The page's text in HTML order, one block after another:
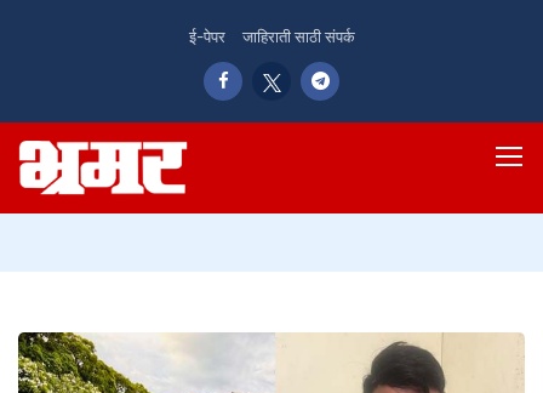
ई-पेपर जाहिराती साठी संपर्क